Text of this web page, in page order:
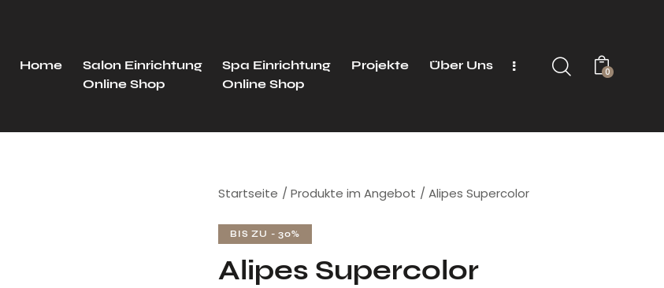
Home
Salon Einrichtung
Online Shop
Spa Einrichtung
Online Shop
Projekte Über Uns 0
Startseite Produkte im Angebot Alipes Supercolor
BIS ZU - 30%
Alipes Supercolor